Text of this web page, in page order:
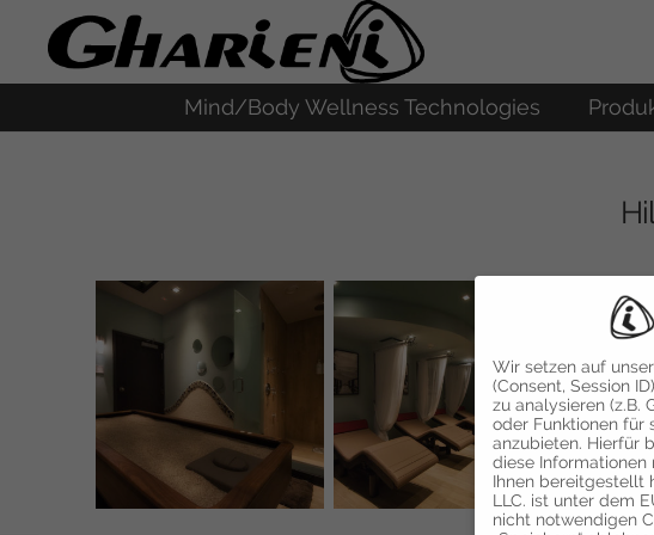
Mind/Body Wellness Technologies
Wir setzen auf
(Consent, Session
zu analysieren (z.B.
oder Funktionen für
anzubieten. Hierfür
diese Informationen
Ihnen bereitgestellt
LLC. ist unter dem
nicht notwendigen